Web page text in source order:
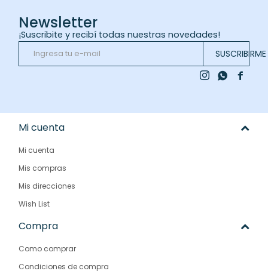
Newsletter
¡Suscribite y recibí todas nuestras novedades!
SUSCRIBIRME

 
Mi cuenta
Mi cuenta
Mis compras
Mis direcciones
Wish List
Compra
Como comprar
Condiciones de compra